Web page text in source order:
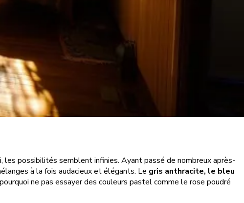
possibilités semblent infinies. Ayant passé de nombreux après-
à la fois audacieux et élégants. Le gris anthracite, le bleu
ne pas essayer des couleurs pastel comme le rose poudré